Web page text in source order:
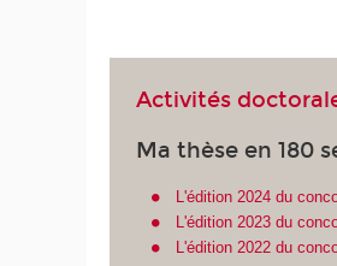
Activités
Ma thèse en 180
L'édition 2024 du
L'édition 2023 du
L'édition 2022 du